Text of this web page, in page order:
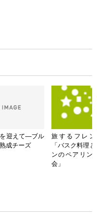
迎えて―ブル
成チーズ
旅するフレン
「バスク料理
ンのペアリン
会」